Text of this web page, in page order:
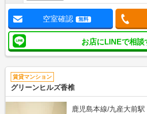
空室確認 無料
お店にLINEで相談
賃貸マンション
グリーンヒルズ香椎
鹿児島本線/九産大前